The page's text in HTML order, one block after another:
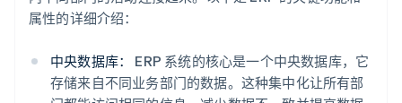
属性的详细介绍：
中央数据库：
ERP 系统的核心是一个中央数据库，它
存储来自不同业务部门的数据。这种集中化让所有部